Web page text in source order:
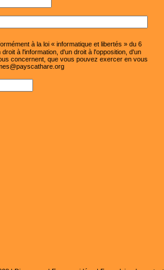
à la loi « informatique et libertés » du 6
à l'information, d'un droit à l'opposition, d'un
concernent, que vous pouvez exercer en vous